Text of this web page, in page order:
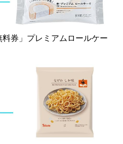
料券」プレミアムロールケー